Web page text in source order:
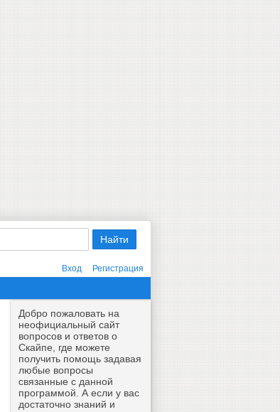
Вход Регистрация
Добро пожаловать на
неофициальный сайт
вопросов и ответов о
Скайпе, где можете
получить помощь задавая
любые вопросы
связанные с данной
программой. А если у вас
достаточно знаний и